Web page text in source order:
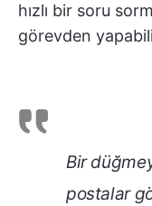
hızlı bir soru
görevden
Bir
postalar